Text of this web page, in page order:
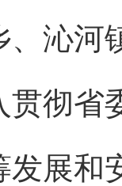
、沁河
彻省
发展和